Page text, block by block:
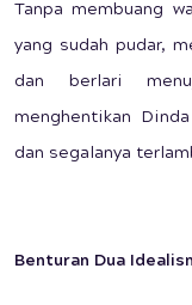
Tanpa membuang
yang sudah pudar,
dan berlari
menghentikan
dan segalanya
Benturan Dua